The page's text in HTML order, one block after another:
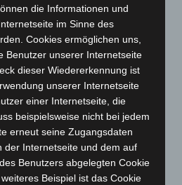
die Informationen und
im Sinne des
Cookies ermöglichen uns,
Benutzer unserer Internetseite
dieser Wiedererkennung ist
unserer Internetseite
einer Internetseite, die
beispielsweise nicht bei jedem
erneut seine Zugangsdaten
der Internetseite und dem auf
Benutzers abgelegten Cookie
Beispiel ist das Cookie